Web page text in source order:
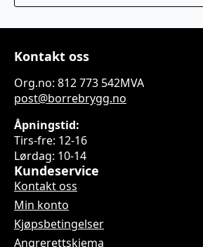
Kontakt oss
Org.no: 812 773 542MVA
post@borrebrygg.no
Åpningstid:
Tirs-fre: 12-16
Lørdag: 10-14
Kundeservice
Kontakt oss
Min konto
Kjøpsbetingelser
Angrerettskjema